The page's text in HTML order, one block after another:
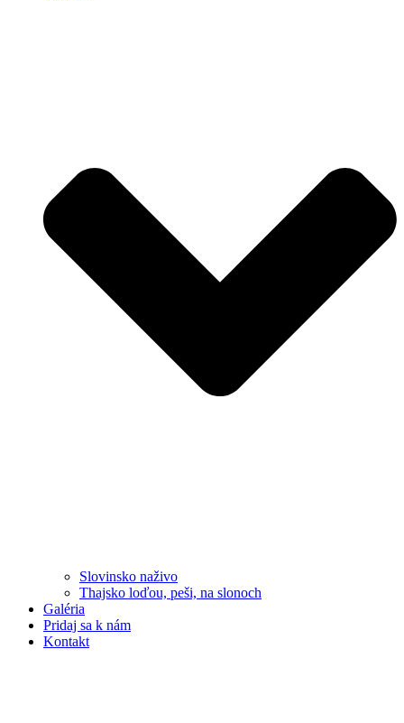
Slovinsko naživo
Thajsko loďou, peši, na slonoch
Galéria
Pridaj sa k nám
Kontakt